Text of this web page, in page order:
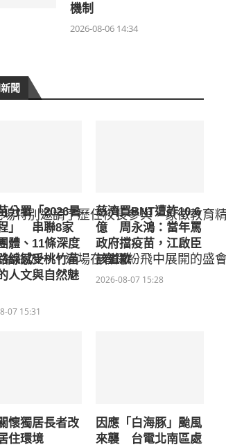
別邀請了歷任校長參與，象徵教
如一。這場在春雨紛飛中展開的
機制
2026-08-06 14:34
聞
分署「2026暑
」 串聯8家
體、11條深度
線感受桃竹苗
人文與自然魅
07 15:31
慈濟買BNT遭詐10.6
億 周永鴻：當年罵
政府擋疫苗，江啟臣
該道歉
2026-08-07 15:28
懷獨居長者改
住環境
因應「白海豚」颱風
來襲 台電北南區處